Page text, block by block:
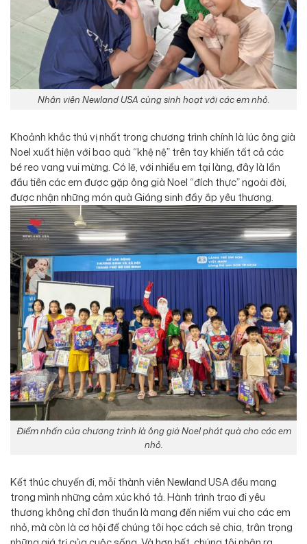
Nhân viên Newland USA cùng sinh hoạt với các em nhỏ.
Khoảnh khắc thú vị nhất trong chương trình chính là lúc ông già
Noel xuất hiện với bao quà “khệ nệ” trên tay khiến tất cả các
bé reo vang vui mừng. Có lẽ, với nhiều em tại làng, đây là lần
đầu tiên các em được gặp ông già Noel “đích thực” ngoài đời,
được nhận những món quà Giáng sinh đầy ắp yêu thương.
Điểm nhấn của chương trình là ông già Noel phát quà cho các em
nhỏ.
Kết thúc chuyến đi, mỗi thành viên Newland USA đều mang
trong mình những cảm xúc khó tả. Hành trình trao đi yêu
thương không chỉ đơn thuần là mang đến niềm vui cho các em
nhỏ, mà còn là cơ hội để chúng tôi học cách sẻ chia, trân trọng